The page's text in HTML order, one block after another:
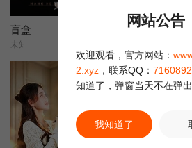
更新至12集
盲盒
未知
她不是不敢离
网站公告
欢迎观看，官方网站：
2.xyz ，联系QQ： 7160892
知道了，弹窗当天不在弹出
我知道了